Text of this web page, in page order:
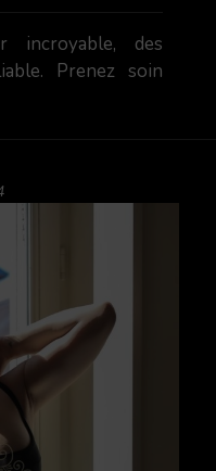
incroyable, des
Prenez soin